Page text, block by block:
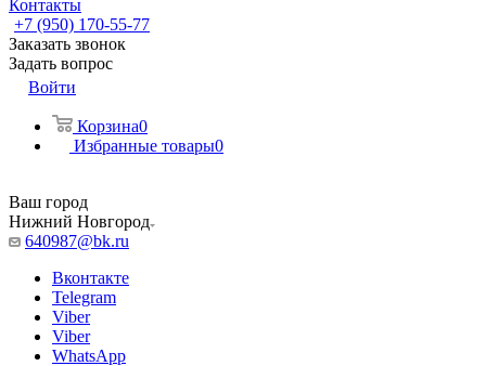
Контакты
+7 (950) 170-55-77
Заказать звонок
Задать вопрос
Войти
Корзина0
Избранные товары0
Ваш город
Нижний Новгород
640987@bk.ru
Вконтакте
Telegram
Viber
Viber
WhatsApp